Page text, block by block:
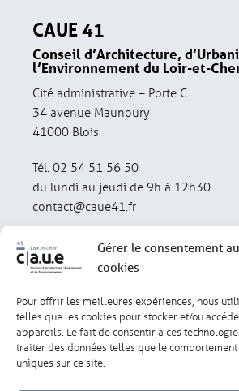
Gérer le consentement
cookies
Pour offrir les meilleures expériences, nous
telles que les cookies pour stocker et/ou
appareils. Le fait de consentir à ces
traiter des données telles que le
uniques sur ce site.
CAUE 41
Conseil d’Architecture,
l’Environnement du Loir-et-
Cité administrative – Porte C
34 avenue Maunoury
41000 Blois
Tél. 02 54 51 56 50
du lundi au jeudi de 9h à 12h30
contact@caue41.fr
Mentions légales Politique de
Lexique Réalisation :